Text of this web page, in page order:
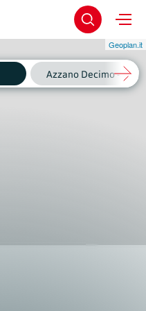
Geoplan.it
Azzano Decimo -